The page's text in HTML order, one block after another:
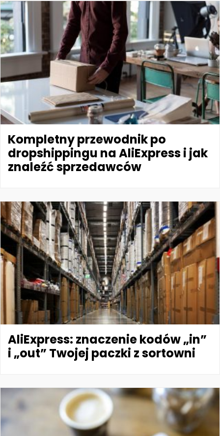
Kompletny przewodnik po
dropshippingu na AliExpress i jak
znaleźć sprzedawców
AliExpress: znaczenie kodów „in”
i „out” Twojej paczki z sortowni